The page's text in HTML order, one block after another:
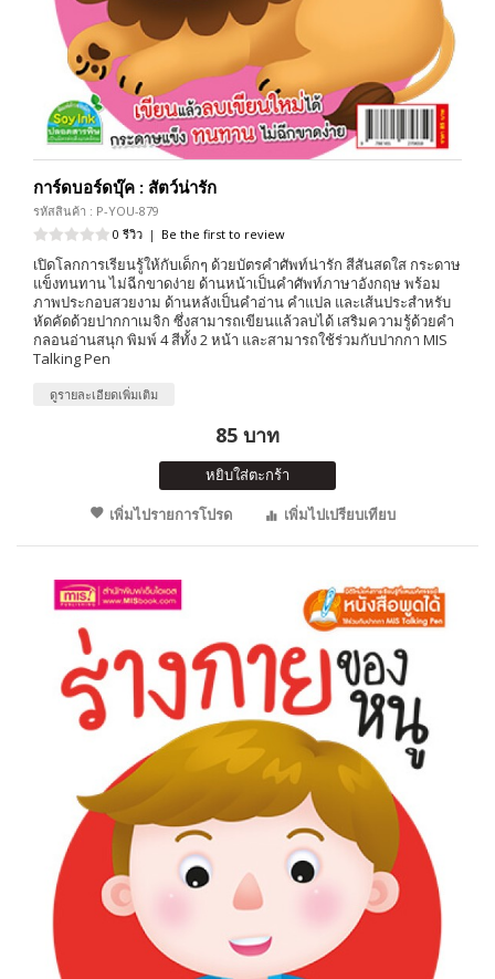
การ์ดบอร์ดบุ๊ค : สัตว์น่ารัก
รหัสสินค้า : P-YOU-879
0 รีวิว | Be the first to review
เปิดโลกการเรียนรู้ให้กับเด็กๆ ด้วยบัตรคำศัพท์น่ารัก สีสันสดใส กระดาษ
แข็งทนทาน ไม่ฉีกขาดง่าย ด้านหน้าเป็นคำศัพท์ภาษาอังกฤษ พร้อม
ภาพประกอบสวยงาม ด้านหลังเป็นคำอ่าน คำแปล และเส้นประสำหรับ
หัดคัดด้วยปากกาเมจิก ซึ่งสามารถเขียนแล้วลบได้ เสริมความรู้ด้วยคำ
กลอนอ่านสนุก พิมพ์ 4 สีทั้ง 2 หน้า และสามารถใช้ร่วมกับปากกา MIS
Talking Pen
ดูรายละเอียดเพิ่มเติม
85 บาท
หยิบใส่ตะกร้า
เพิ่มไปรายการโปรด
เพิ่มไปเปรียบเทียบ